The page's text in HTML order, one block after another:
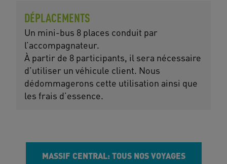
DÉPLACEMENTS
Un mini-bus 8 places conduit par
l’accompagnateur.
À partir de 8 participants, il sera nécessaire
d’utiliser un véhicule client. Nous
dédommagerons cette utilisation ainsi que
les frais d’essence.
MASSIF CENTRAL: TOUS NOS VOYAGES